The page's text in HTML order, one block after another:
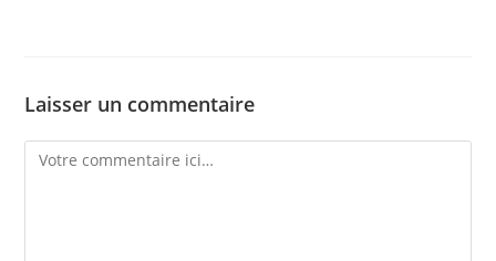
Laisser un commentaire